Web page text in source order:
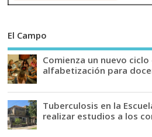
El Campo
Comienza un nuevo
alfabetización para
Tuberculosis en la
realizar estudios a los